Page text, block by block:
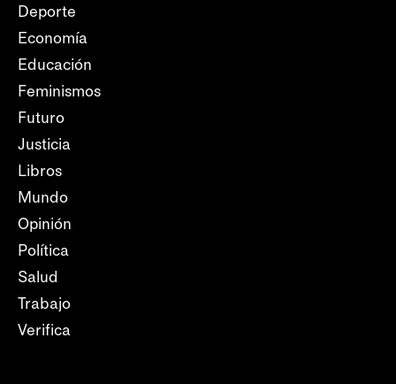
Deporte
Economía
Educación
Feminismos
Futuro
Justicia
Libros
Mundo
Opinión
Política
Salud
Trabajo
Verifica